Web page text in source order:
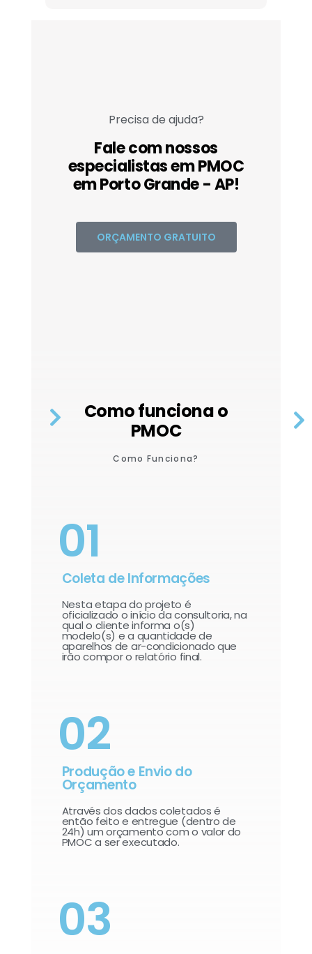
Precisa de ajuda?
Fale com nossos
especialistas em PMOC
em Porto Grande - AP!
ORÇAMENTO GRATUITO
Como funciona o
PMOC
Como Funciona?
01
Coleta de Informações
Nesta etapa do projeto é
oficializado o início da consultoria, na
qual o cliente informa o(s)
modelo(s) e a quantidade de
aparelhos de ar-condicionado que
irão compor o relatório final.​
02
Produção e Envio do
Orçamento
Através dos dados coletados é
então feito e entregue (dentro de
24h) um orçamento com o valor do
PMOC a ser executado.
03